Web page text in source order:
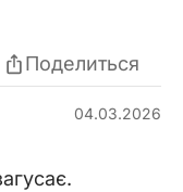
Поделиться
04.03.2026